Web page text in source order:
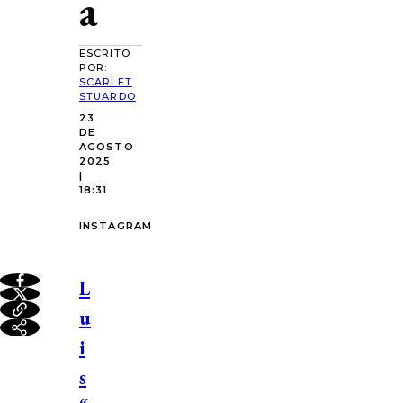
ESCRITO
POR:
SCARLET
STUARDO
23
DE
AGOSTO
2025
|
18:31
INSTAGRAM
L
u
i
s